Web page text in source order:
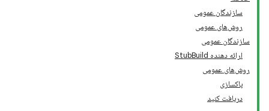
سازندگان عمومی
روش‌های عمومی
سازندگان عمومی
ارائه دهنده StubBuild
روش‌های عمومی
پاکسازی
دریافت کنید